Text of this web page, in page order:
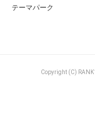
テーマパーク
Copyright (C)